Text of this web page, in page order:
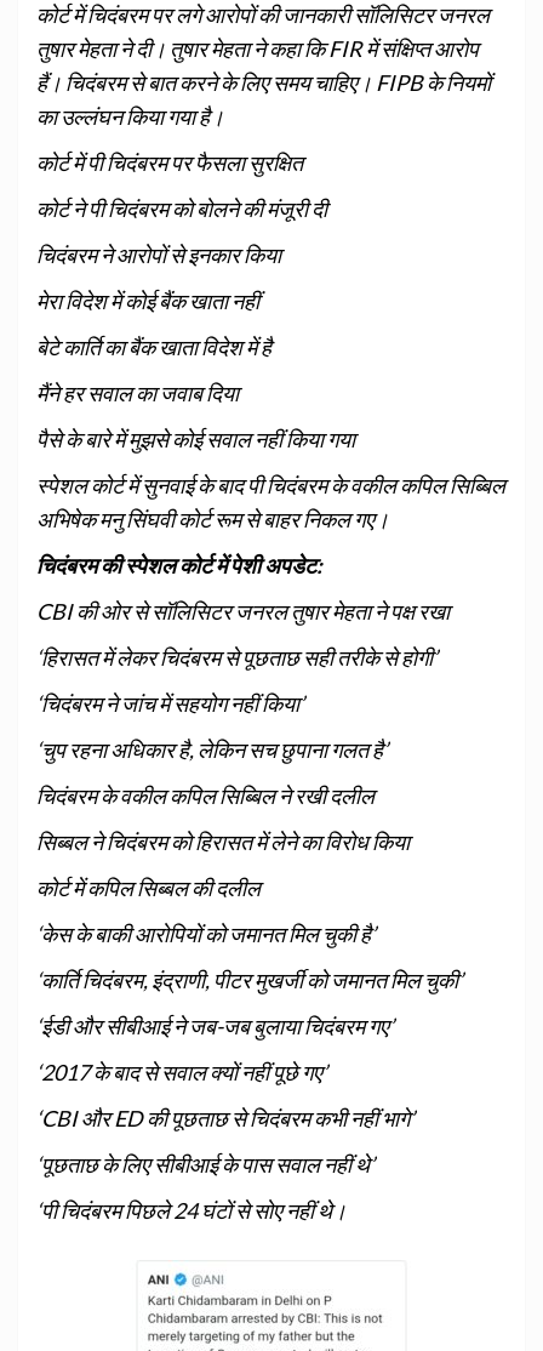
कोर्ट में चिदंबरम पर लगे आरोपों की जानकारी सॉलिसिटर जनरल
तुषार मेहता ने दी। तुषार मेहता ने कहा कि FIR में संक्षिप्त आरोप
हैं। चिदंबरम से बात करने के लिए समय चाहिए। FIPB के नियमों
का उल्लंघन किया गया है।
कोर्ट में पी चिदंबरम पर फैसला सुरक्षित
कोर्ट ने पी चिदंबरम को बोलने की मंजूरी दी
चिदंबरम ने आरोपों से इनकार किया
मेरा विदेश में कोई बैंक खाता नहीं
बेटे कार्ति का बैंक खाता विदेश में है
मैंने हर सवाल का जवाब दिया
पैसे के बारे में मुझसे कोई सवाल नहीं किया गया
स्पेशल कोर्ट में सुनवाई के बाद पी चिदंबरम के वकील कपिल सिब्बिल
अभिषेक मनु सिंघवी कोर्ट रूम से बाहर निकल गए।
चिदंबरम की स्पेशल कोर्ट में पेशी अपडेट:
CBI की ओर से सॉलिसिटर जनरल तुषार मेहता ने पक्ष रखा
‘हिरासत में लेकर चिदंबरम से पूछताछ सही तरीके से होगी’
‘चिदंबरम ने जांच में सहयोग नहीं किया’
‘चुप रहना अधिकार है, लेकिन सच छुपाना गलत है’
चिदंबरम के वकील कपिल सिब्बिल ने रखी दलील
सिब्बल ने चिदंबरम को हिरासत में लेने का विरोध किया
कोर्ट में कपिल सिब्बल की दलील
‘केस के बाकी आरोपियों को जमानत मिल चुकी है’
‘कार्ति चिदंबरम, इंद्राणी, पीटर मुखर्जी को जमानत मिल चुकी’
‘ईडी और सीबीआई ने जब-जब बुलाया चिदंबरम गए’
‘2017 के बाद से सवाल क्यों नहीं पूछे गए’
‘CBI और ED की पूछताछ से चिदंबरम कभी नहीं भागे’
‘पूछताछ के लिए सीबीआई के पास सवाल नहीं थे’
‘पी चिदंबरम पिछले 24 घंटों से सोए नहीं थे।